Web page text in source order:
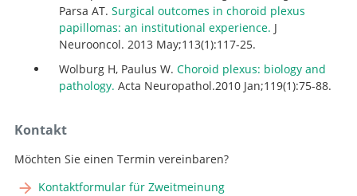
Parsa AT. Surgical outcomes in choroid plexus
papillomas: an institutional experience. J
Neurooncol. 2013 May;113(1):117-25.
Wolburg H, Paulus W. Choroid plexus: biology and
pathology. Acta Neuropathol.2010 Jan;119(1):75-88.
Kontakt
Möchten Sie einen Termin vereinbaren?
Kontaktformular für Zweitmeinung